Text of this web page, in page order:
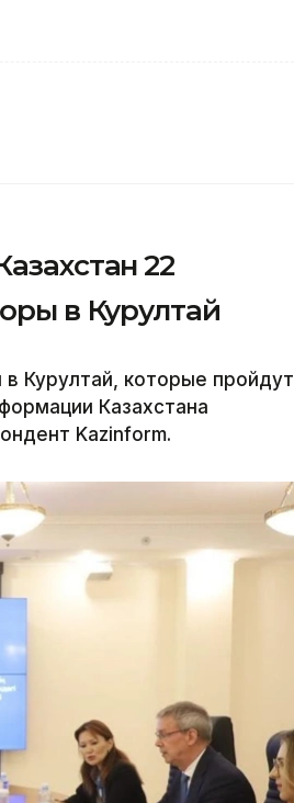
22
в Курултай
Курултай, которые пройдут
Казахстана
Kazinform.